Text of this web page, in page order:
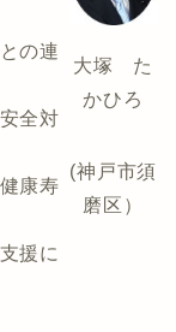
の連
全対
康寿
援に
大塚 た
かひろ
(神戸市須
磨区）